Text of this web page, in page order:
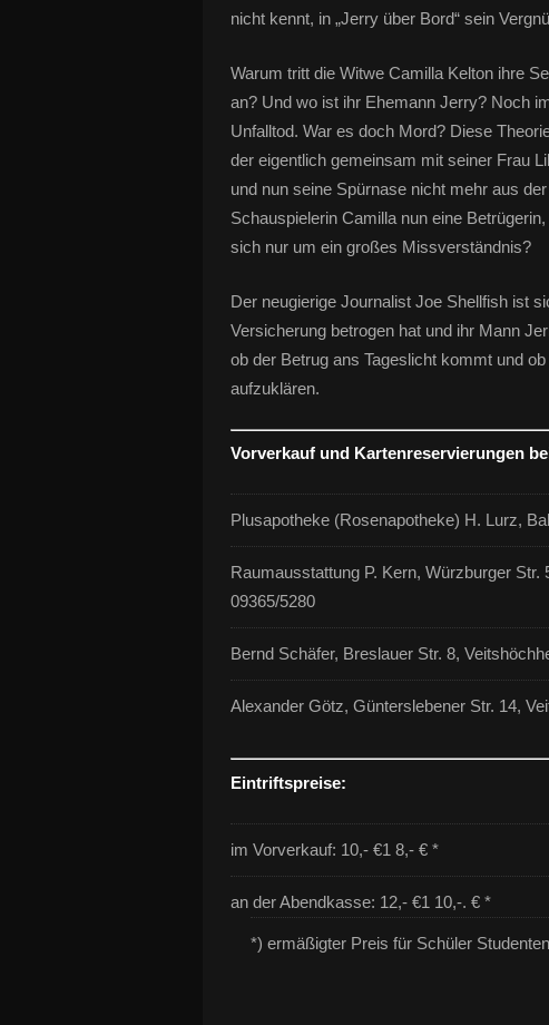
nicht kennt, in „Jerry über Bord“ sein
Warum tritt die Witwe Camilla Kelton ihre
an? Und wo ist ihr Ehemann Jerry? Noch
Unfalltod. War es doch Mord? Diese
der eigentlich gemeinsam mit seiner Frau
und nun seine Spürnase nicht mehr aus
Schauspielerin Camilla nun eine
sich nur um ein großes Missverständnis?
Der neugierige Jour­nalist Joe Shellfish ist
Versicherung betrogen hat und ihr Mann
ob der Betrug ans Tageslicht kommt und
aufzuklären.
Vorverkauf und Kartenreservierungen
Plusapotheke (Rosenapotheke) H. Lurz,
Raumausstattung P. Kern, Würzburger Str.
09365/5280
Bernd Schäfer, Breslauer Str. 8,
Alexander Götz, Günterslebener Str. 14,
Eintriftspreise:
im Vorverkauf: 10,- €1 8,- € *
an der Abendkasse: 12,- €1 10,-. € *
*) ermäßigter Preis für Schüler